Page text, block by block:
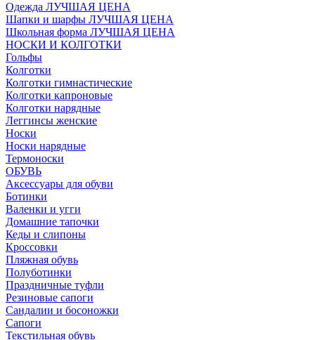
Одежда ЛУЧШАЯ ЦЕНА
Шапки и шарфы ЛУЧШАЯ ЦЕНА
Школьная форма ЛУЧШАЯ ЦЕНА
НОСКИ И КОЛГОТКИ
Гольфы
Колготки
Колготки гимнастические
Колготки капроновые
Колготки нарядные
Леггинсы женские
Носки
Носки нарядные
Термоноски
ОБУВЬ
Аксессуары для обуви
Ботинки
Валенки и угги
Домашние тапочки
Кеды и слипоны
Кроссовки
Пляжная обувь
Полуботинки
Праздничные туфли
Резиновые сапоги
Сандалии и босоножки
Сапоги
Текстильная обувь